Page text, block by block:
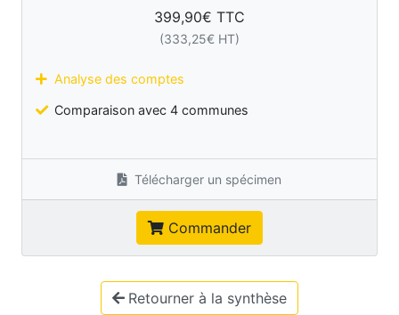
399,90€ TTC
(333,25€ HT)
Analyse des comptes
Comparaison avec 4 communes
Télécharger un spécimen
Commander
Retourner à la synthèse